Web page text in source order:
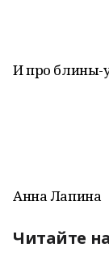
И про блины-
Анна Лапина
Читайте